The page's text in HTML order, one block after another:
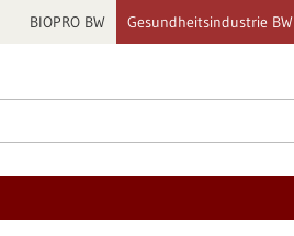
BIOPRO BW Gesundheitsindustrie BW